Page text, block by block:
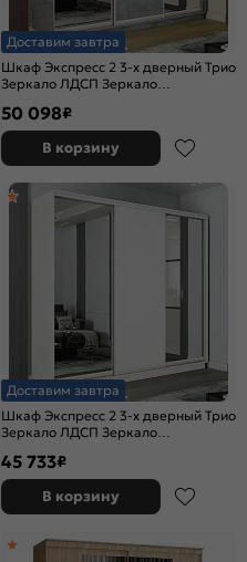
Доставим завтра
Шкаф Экспресс 2 3-х дверный Трио
Зеркало ЛДСП Зеркало
1800x2400x600
50 098₽
В корзину
Доставим завтра
Шкаф Экспресс 2 3-х дверный Трио
Зеркало ЛДСП Зеркало
1800x2200x600
45 733₽
В корзину